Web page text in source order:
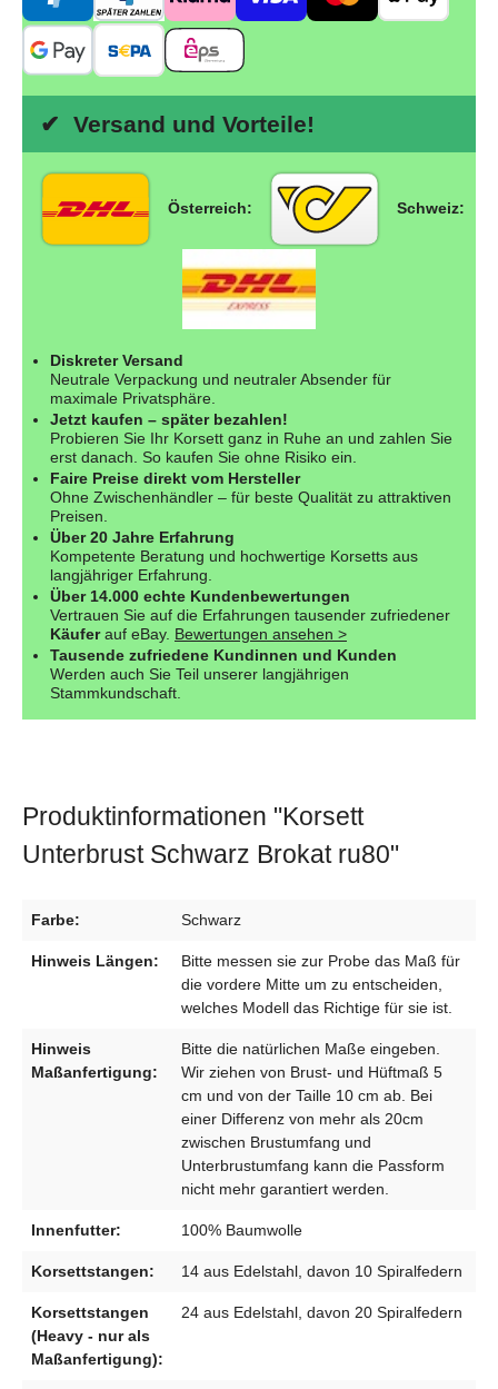
✔ Versand und Vorteile!
Österreich: Schweiz:
Diskreter Versand
Neutrale Verpackung und neutraler Absender für
maximale Privatsphäre.
Jetzt kaufen – später bezahlen!
Probieren Sie Ihr Korsett ganz in Ruhe an und zahlen Sie
erst danach. So kaufen Sie ohne Risiko ein.
Faire Preise direkt vom Hersteller
Ohne Zwischenhändler – für beste Qualität zu attraktiven
Preisen.
Über 20 Jahre Erfahrung
Kompetente Beratung und hochwertige Korsetts aus
langjähriger Erfahrung.
Über 14.000 echte Kundenbewertungen
Vertrauen Sie auf die Erfahrungen tausender zufriedener
Käuferauf eBay. Bewertungen ansehen >
Tausende zufriedene Kundinnen und Kunden
Werden auch Sie Teil unserer langjährigen
Stammkundschaft.
Produktinformationen "Korsett
Unterbrust Schwarz Brokat ru80"
Farbe: Schwarz
Hinweis Längen:
Bitte messen sie zur Probe das Maß für
die vordere Mitte um zu entscheiden,
welches Modell das Richtige für sie ist.
Hinweis
Maßanfertigung:
Bitte die natürlichen Maße eingeben.
Wir ziehen von Brust- und Hüftmaß 5
cm und von der Taille 10 cm ab. Bei
einer Differenz von mehr als 20cm
zwischen Brustumfang und
Unterbrustumfang kann die Passform
nicht mehr garantiert werden.
Innenfutter: 100% Baumwolle
Korsettstangen: 14 aus Edelstahl, davon 10 Spiralfedern
Korsettstangen
(Heavy - nur als
Maßanfertigung):
24 aus Edelstahl, davon 20 Spiralfedern